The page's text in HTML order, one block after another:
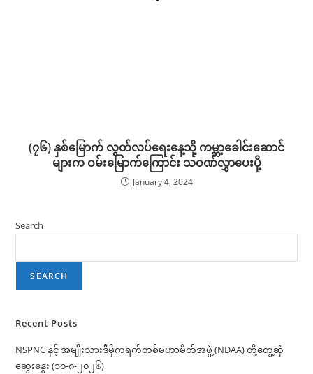
(၇၆) နှစ်မြောက် လွတ်လပ်ရေးနေ့သို့ ကမ္ဘာ့ခေါင်းဆောင်
များက ဝမ်းမြောက်ကြောင်း သဝဏ်လွှာပေးပို့
January 4, 2024
Search
SEARCH
Recent Posts
NSPNC နှင့် အမျိုးသားဒီမိုကရက်တစ်မဟာမိတ်အဖွဲ့ (NDAA) တို့တွေ့ဆုံ
ဆွေးနွေး (၁၀-၈-၂၀၂၆)